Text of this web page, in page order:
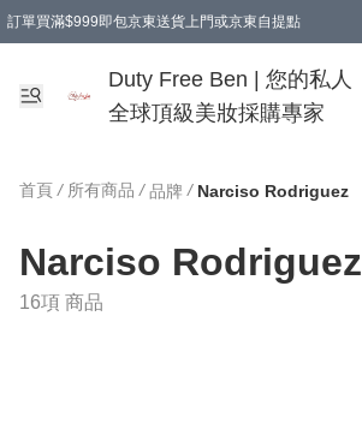
訂單買滿$999即包京東送貨上門或京東自提點
Duty Free Ben | 您的私人
全球頂級美妝採購專家
首頁 / 所有商品 / 品牌 / Narciso Rodriguez
Narciso Rodriguez
16項 商品